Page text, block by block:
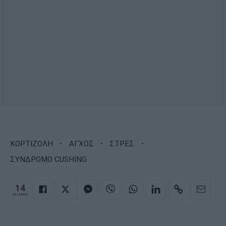
ΚΟΡΤΙΖΟΛΗ · ΑΓΧΟΣ · ΣΤΡΕΣ ·
ΣΥΝΔΡΟΜΟ CUSHING
14
SHARES